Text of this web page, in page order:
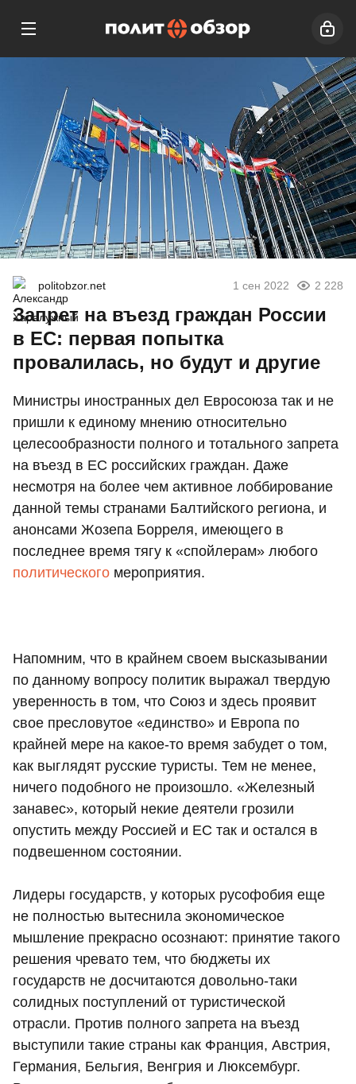
politobzor.net 1 сен 2022 2 228
Запрет на въезд граждан России
в ЕС: первая попытка
провалилась, но будут и другие
Министры иностранных дел Евросоюза так и не
пришли к единому мнению относительно
целесообразности полного и тотального запрета
на въезд в ЕС российских граждан. Даже
несмотря на более чем активное лоббирование
данной темы странами Балтийского региона, и
анонсами Жозепа Борреля, имеющего в
последнее время тягу к «спойлерам» любого
политического мероприятия.
Напомним, что в крайнем своем высказывании
по данному вопросу политик выражал твердую
уверенность в том, что Союз и здесь проявит
свое пресловутое «единство» и Европа по
крайней мере на какое-то время забудет о том,
как выглядят русские туристы. Тем не менее,
ничего подобного не произошло. «Железный
занавес», который некие деятели грозили
опустить между Россией и ЕС так и остался в
подвешенном состоянии.
Лидеры государств, у которых русофобия еще
не полностью вытеснила экономическое
мышление прекрасно осознают: принятие такого
решения чревато тем, что бюджеты их
государств не досчитаются довольно-таки
солидных поступлений от туристической
отрасли. Против полного запрета на въезд
выступили такие страны как Франция, Австрия,
Германия, Бельгия, Венгрия и Люксембург.